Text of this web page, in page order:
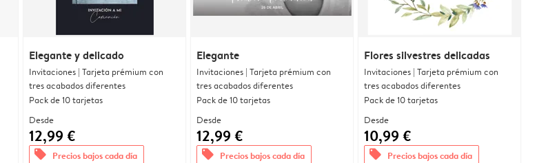
Elegante y delicado
Invitaciones | Tarjeta prémium con
tres acabados diferentes
Pack de 10 tarjetas
Desde
12,99 €
offers Precios bajos cada día
Elegante
Invitaciones | Tarjeta prémium con
tres acabados diferentes
Pack de 10 tarjetas
Desde
12,99 €
offers Precios bajos cada día
Flores silvestres delicadas
Invitaciones | Tarjeta prémium con
tres acabados diferentes
Pack de 10 tarjetas
Desde
10,99 €
offers Precios bajos cada día